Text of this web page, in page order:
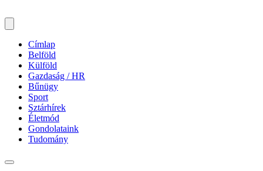
Címlap
Belföld
Külföld
Gazdaság / HR
Bűnügy
Sport
Sztárhírek
Életmód
Gondolataink
Tudomány